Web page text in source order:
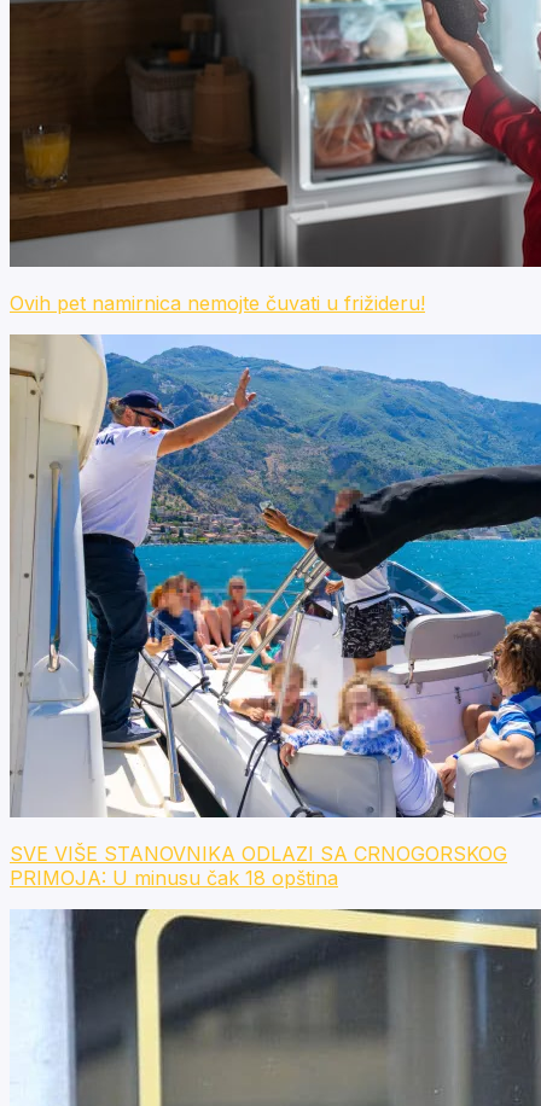
Ovih pet namirnica nemojte čuvati u frižideru!
SVE VIŠE STANOVNIKA ODLAZI SA CRNOGORSKOG
PRIMOJA: U minusu čak 18 opština